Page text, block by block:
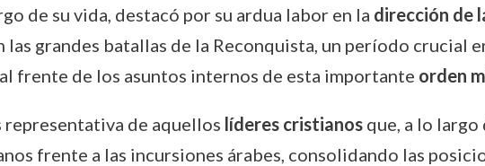
de su vida, destacó por su ardua labor en la dirección de
las grandes batallas de la Reconquista, un período crucial
frente de los asuntos internos de esta importante orden
representativa de aquellos líderes cristianosque, a lo largo
frente a las incursiones árabes, consolidando las